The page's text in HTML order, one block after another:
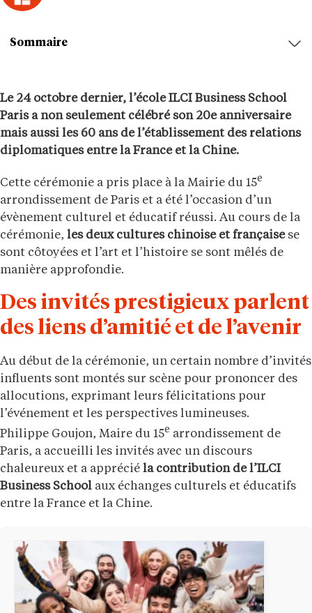
Le 24 octobre dernier, l’école ILCI Business School
Paris a non seulement célébré son 20e anniversaire
mais aussi les 60 ans de l’établissement des relations
diplomatiques entre la France et la Chine.
Cette cérémonie a pris place à la Mairie du 15e
arrondissement de Paris et a été l’occasion d’un
évènement culturel et éducatif réussi. Au cours de la
cérémonie, les deux cultures chinoise et françaisese
sont côtoyées et l’art et l’histoire se sont mêlés de
manière approfondie.
Des invités prestigieux parlent
des liens d’amitié et de l’avenir
Au début de la cérémonie, un certain nombre d’invités
influents sont montés sur scène pour prononcer des
allocutions, exprimant leurs félicitations pour
l’événement et les perspectives lumineuses.
Philippe Goujon, Maire du 15e arrondissement de
Paris, a accueilli les invités avec un discours
chaleureux et a apprécié la contribution de l’ILCI
Business School aux échanges culturels et éducatifs
entre la France et la Chine.
Sommaire